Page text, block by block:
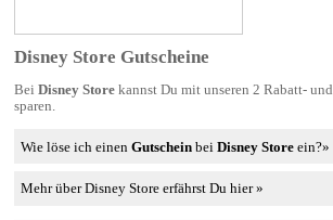
Disney Store Gutscheine
Bei Disney Storekannst Du mit unseren 2 Rabatt- und
sparen.
Wie löse ich einenGutschein beiDisney Store ein?»
Mehr über Disney Store erfährst Du hier »